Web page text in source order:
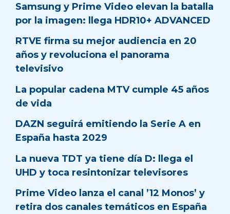
Samsung y Prime Video elevan la batalla
por la imagen: llega HDR10+ ADVANCED
RTVE firma su mejor audiencia en 20
años y revoluciona el panorama
televisivo
La popular cadena MTV cumple 45 años
de vida
DAZN seguirá emitiendo la Serie A en
España hasta 2029
La nueva TDT ya tiene día D: llega el
UHD y toca resintonizar televisores
Prime Video lanza el canal ’12 Monos’ y
retira dos canales temáticos en España